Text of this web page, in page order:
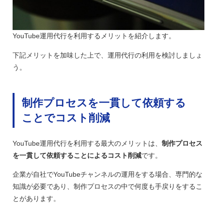
YouTube運用代行を利用するメリットを紹介します。
下記メリットを加味した上で、運用代行の利用を検討しましょ
う。
制作プロセスを一貫して依頼する
ことでコスト削減
YouTube運用代行を利用する最大のメリットは、制作プロセス
を一貫して依頼することによるコスト削減です。
企業が自社でYouTubeチャンネルの運用をする場合、専門的な
知識が必要であり、制作プロセスの中で何度も手戻りをするこ
とがあります。